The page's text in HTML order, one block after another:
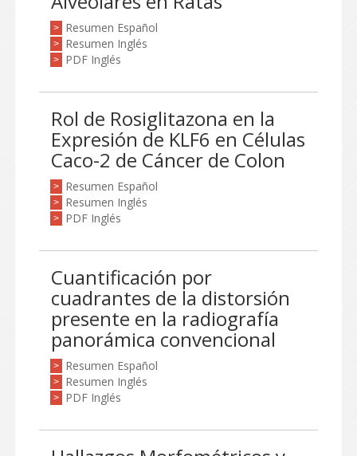
> Resumen Español
> Resumen Inglés
> PDF Inglés
Rol de Rosiglitazona en la
Expresión de KLF6 en Células
Caco-2 de Cáncer de Colon
> Resumen Español
> Resumen Inglés
> PDF Inglés
Cuantificación por
cuadrantes de la distorsión
presente en la radiografía
panorámica convencional
> Resumen Español
> Resumen Inglés
> PDF Inglés